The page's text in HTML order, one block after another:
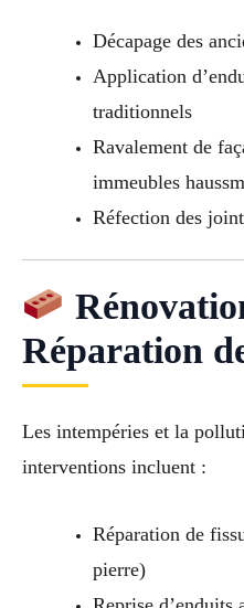
Décapage des
Application
traditionnels
Ravalement de
immeubles
Réfection des
Réparation
Les intempéries et la
interventions incluent :
Réparation de
pierre)